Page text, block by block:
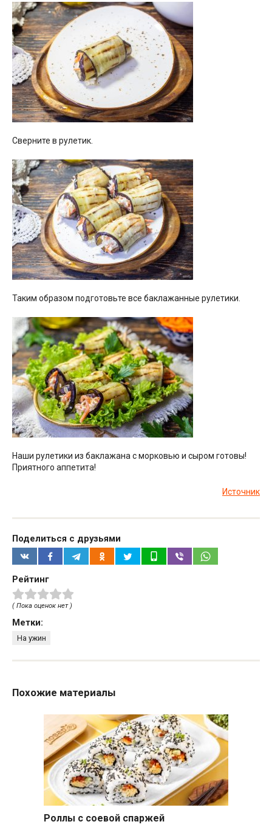
Сверните в рулетик.
Таким образом подготовьте все баклажанные рулетики.
Наши рулетики из баклажана с морковью и сыром готовы!
Приятного аппетита!
Источник
Поделиться с друзьями
Рейтинг
( Пока оценок нет )
Метки:
На ужин
Похожие материалы
Роллы с соевой спаржей